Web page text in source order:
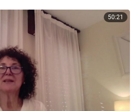
50:21